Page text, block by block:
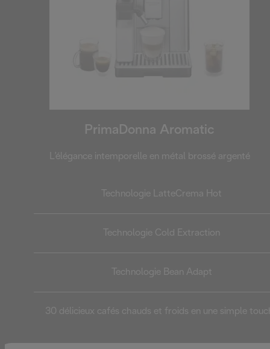
PrimaDonna Aromatic
L’élégance intemporelle en métal brossé argenté
Technologie LatteCrema Hot
Technologie Cold Extraction
Technologie Bean Adapt
30 délicieux cafés chauds et froids en une simple